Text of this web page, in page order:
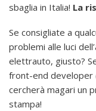
sbaglia in Italia! La
Se consigliate a
problemi alle luci
elettrauto, giusto?
front-end developer
cercherà magari un
stampa!